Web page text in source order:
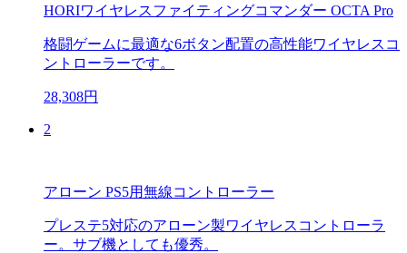
HORIワイヤレスファイティングコマンダー OCTA Pro
格闘ゲームに最適な6ボタン配置の高性能ワイヤレスコ
ントローラーです。
28,308円
2
アローン PS5用無線コントローラー
プレステ5対応のアローン製ワイヤレスコントローラ
ー。サブ機としても優秀。